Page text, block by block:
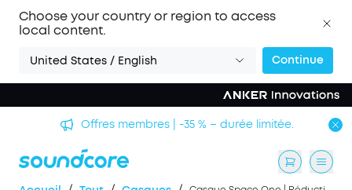
Choose your country or region to access
local content.
United States / English Continue
Offres membres | -35 % – durée limitée.